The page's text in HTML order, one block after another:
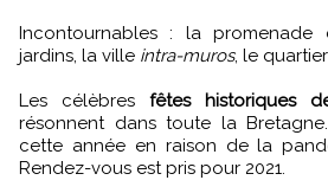
Incontournables : la promenade
jardins, la ville intra-muros, le
Les célèbres fêtes historiques
résonnent dans toute la
cette année en raison de la
Rendez-vous est pris pour 2021.